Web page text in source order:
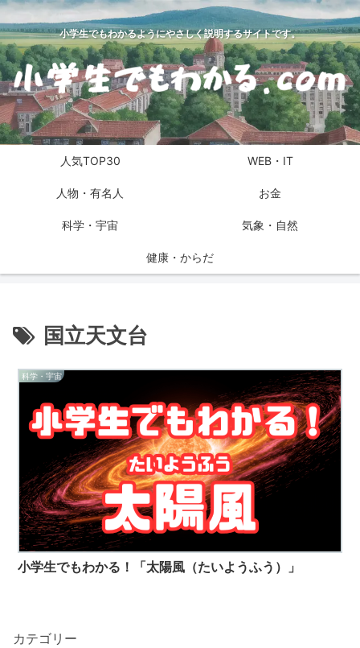
小学生でもわかるようにやさしく説明するサイトです。
人気TOP30 WEB・IT
人物・有名人 お金
科学・宇宙 気象・自然
健康・からだ
国立天文台
科学・宇宙
小学生でもわかる！「太陽風（たいようふう）」
カテゴリー